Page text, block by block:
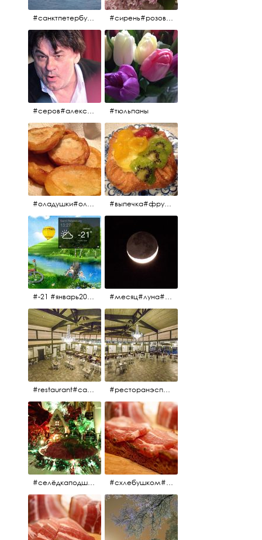
#санктпетербург #нева#яхты#2012 #белыеночи#белыеночи2012 #сирень#розоваясирень#натюрморт#натюрмортсцветами#2012#весна2012
#серов#александрсеров#певец#народныйартист#эстрадныйпевец#композитор#тыменялюбишь#мадонна#ялюблютебядослёз #тюльпаны
#оладушки#оладушкинакефире #оладушкисяблоками #кефир#яблоки С утра испёк, на кефире с яблоками. #выпечка#фрукты#пекарня#зима
#-21 #январь2017 #зима2017 #санктпетербург2017 #месяц#луна#африканскаялуна#moon#moon🌙
#restaurant#candidates #aspila #restaurantaspils ресторан#ресторанэспиля#эспланада#концертнаяэстрада #ресторанэспиля#restaurantaspils#aspila#candidates#эспланада#концертнаяэстрада
#селёдкаподшубой#основноеблюдо#новыйгод#шампанское#праздник #схлебушком#мясо